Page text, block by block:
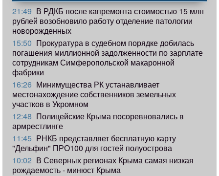
21:49 В РДКБ после капремонта стоимостью 15 млн
рублей возобновило работу отделение патологии
новорожденных
15:50 Прокуратура в судебном порядке добилась
погашения миллионной задолженности по зарплате
сотрудникам Симферопольской макаронной
фабрики
16:26 Минимущества РК устанавливает
местонахождение собственников земельных
участков в Укромном
12:48 Полицейские Крыма посоревновались в
армрестлинге
11:45 РНКБ представляет бесплатную карту
"Дельфин" ПРО100 для гостей полуострова
10:02 В Северных регионах Крыма самая низкая
рождаемость - минюст Крыма